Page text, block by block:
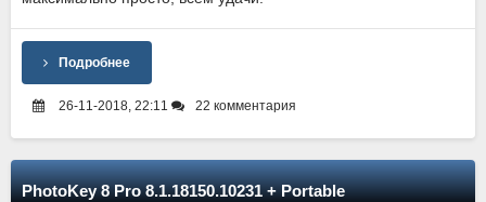
Подробнее
26-11-2018, 22:11 22 комментария
PhotoKey 8 Pro 8.1.18150.10231 + Portable